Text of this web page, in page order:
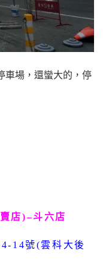
車場，還蠻大的，停
店)–斗六店
14號(雲科大後